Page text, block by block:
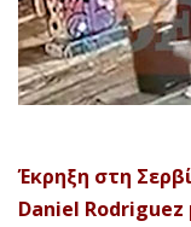
Έκρηξη στη
Daniel Rodriguez